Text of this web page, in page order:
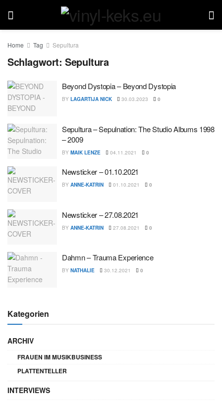
Home Tag Sepultura
Schlagwort:Sepultura
Beyond Dystopia – Beyond Dystopia
BY LAGARTIJA NICK 30.03.2023 0
Sepultura – Sepulnation: The Studio Albums 1998
– 2009
BY MAIK LENZE 04.11.2021 0
Newsticker – 01.10.2021
BY ANNE-KATRIN 01.10.2021 0
Newsticker – 27.08.2021
BY ANNE-KATRIN 27.08.2021 0
Dahmn – Trauma Experience
BY NATHALIE 30.12.2021 0
Kategorien
ARCHIV
FRAUEN IM MUSIKBUSINESS
PLATTENTELLER
INTERVIEWS